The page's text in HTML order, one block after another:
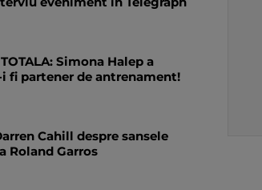
Simona Halep a
i fi partener de antrenament!
Cahill despre sansele
Roland Garros